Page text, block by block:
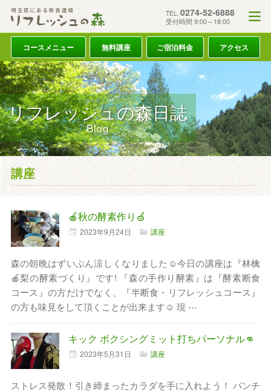
TEL. 0274-52-6888
受付時間 9:00～18:00
コースメニュー 無料講座 ご宿泊料金 アクセス
リフレッシュの森日誌
Blog
講座
🍎秋の酵素作り🍏
2023年9月24日 講座
森の朝晩はずいぶん涼しくなりました☺今日の講座は『林檎
🍎梨の酵素づくり』です! 『森の手作り酵素』は『酵素断食
コース』の方だけでなく、『半断食・リフレッシュコース』
の方も味見をして頂くことが出来ます☺ 現 ⋯
キック ボクシングミット打ちパーソナル👊
2023年5月31日 講座
ストレス発散！引き締まったカラダを手に入れよう！ パンチ